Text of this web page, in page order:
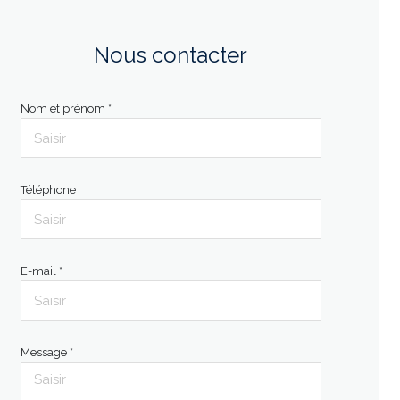
Nous contacter
Nom et prénom *
Téléphone
E-mail *
Message *